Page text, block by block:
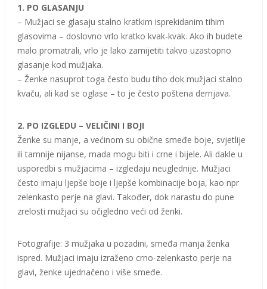
1. PO GLASANJU
– Mužjaci se glasaju stalno kratkim isprekidanim tihim
glasovima – doslovno vrlo kratko kvak-kvak. Ako ih budete
malo promatrali, vrlo je lako zamijetiti takvo uzastopno
glasanje kod mužjaka.
– Ženke nasuprot toga često budu tiho dok mužjaci stalno
kvaču, ali kad se oglase – to je često poštena dernjava.
2. PO IZGLEDU – VELIČINI I BOJI
Ženke su manje, a većinom su obične smeđe boje, svjetlije
ili tamnije nijanse, mada mogu biti i crne i bijele. Ali dakle u
usporedbi s mužjacima – izgledaju neuglednije. Mužjaci
često imaju ljepše boje i ljepše kombinacije boja, kao npr
zelenkasto perje na glavi. Također, dok narastu do pune
zrelosti mužjaci su očigledno veći od ženki.
Fotografije: 3 mužjaka u pozadini, smeđa manja ženka
ispred. Mužjaci imaju izraženo crno-zelenkasto perje na
glavi, ženke ujednačeno i više smeđe.